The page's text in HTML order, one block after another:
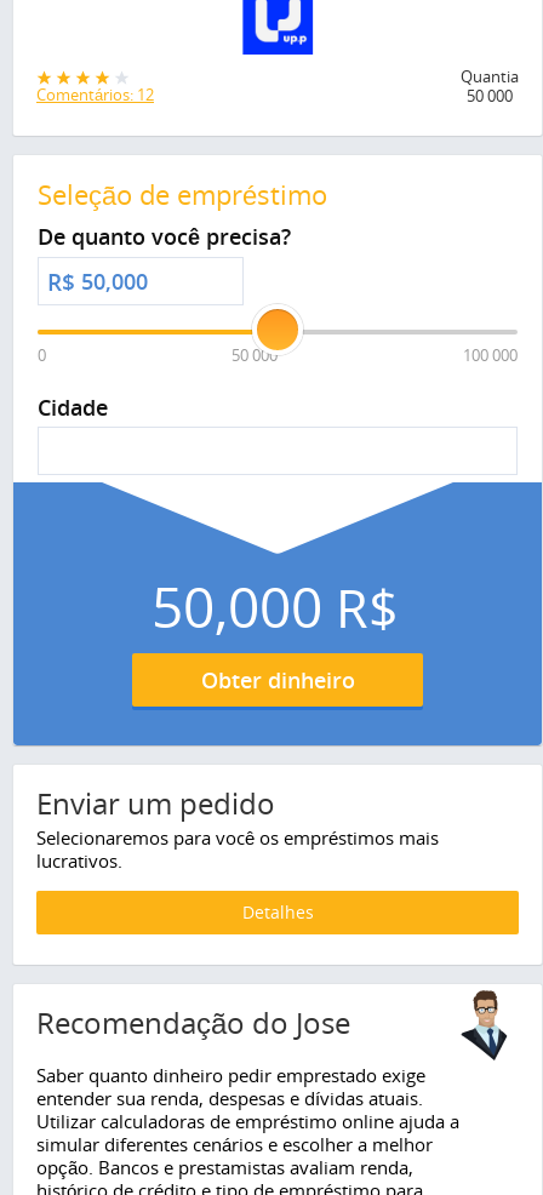
Comentários: 12
Quantia
50 000
Seleção de empréstimo
De quanto você precisa?
R$
0 50 000 100 000
Cidade
50,000 R$
Obter dinheiro
Enviar um pedido
Selecionaremos para você os empréstimos mais
lucrativos.
Detalhes
Recomendação do Jose
Saber quanto dinheiro pedir emprestado exige
entender sua renda, despesas e dívidas atuais.
Utilizar calculadoras de empréstimo online ajuda a
simular diferentes cenários e escolher a melhor
opção. Bancos e prestamistas avaliam renda,